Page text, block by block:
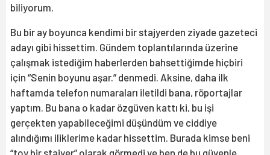
biliyorum.
Bu bir ay boyunca kendimi bir stajyerden ziyade gazeteci
adayı gibi hissettim. Gündem toplantılarında üzerine
çalışmak istediğim haberlerden bahsettiğimde hiçbiri
için “Senin boyunu aşar.” denmedi. Aksine, daha ilk
haftamda telefon numaraları iletildi bana, röportajlar
yaptım. Bu bana o kadar özgüven kattı ki, bu işi
gerçekten yapabileceğimi düşündüm ve ciddiye
alındığımı iliklerime kadar hissettim. Burada kimse beni
“toy bir stajyer” olarak görmedi ve ben de bu güvenle